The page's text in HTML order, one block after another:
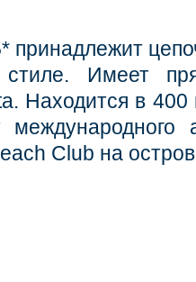
принадлежит
стиле. Имеет
Находится в
Club на